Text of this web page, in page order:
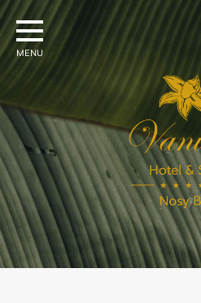
Skip
to
content